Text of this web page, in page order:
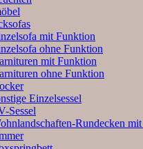
mit Funktion
ohne Funktion
mit Funktion
ohne Funktion
Einzelsessel
Sessel
Rundecken